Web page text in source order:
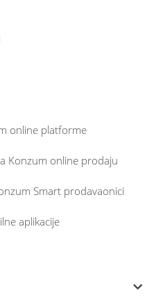
online platforme
Konzum online prodaju
Smart prodavaonici
aplikacije